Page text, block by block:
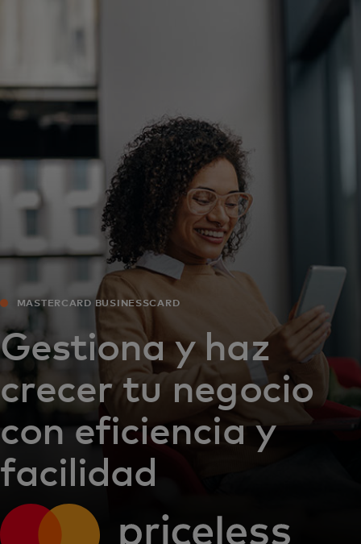
Para el mundo
Para innovadores
Noticias y tendencias
MASTERCARD BUSINESSCARD
Gestiona y haz
crecer tu negocio
con eficiencia y
facilidad